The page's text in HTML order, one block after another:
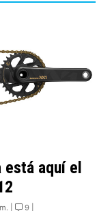
está aquí el
| 9 |